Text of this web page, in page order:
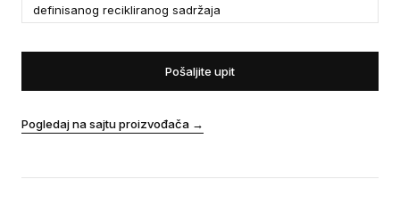
definisanog recikliranog sadržaja
Pošaljite upit
Pogledaj na sajtu proizvođača →